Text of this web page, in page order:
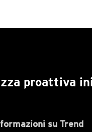
proattiva
su Trend